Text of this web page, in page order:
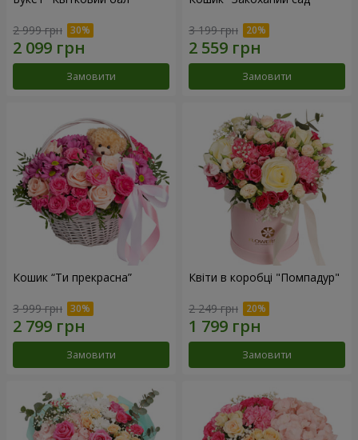
2 999 грн
Замовити
3 199 грн
Замовити
Кошик “Ти прекрасна”
3 999 грн
Замовити
Квіти в коробці "Помпадур"
2 249 грн
Замовити